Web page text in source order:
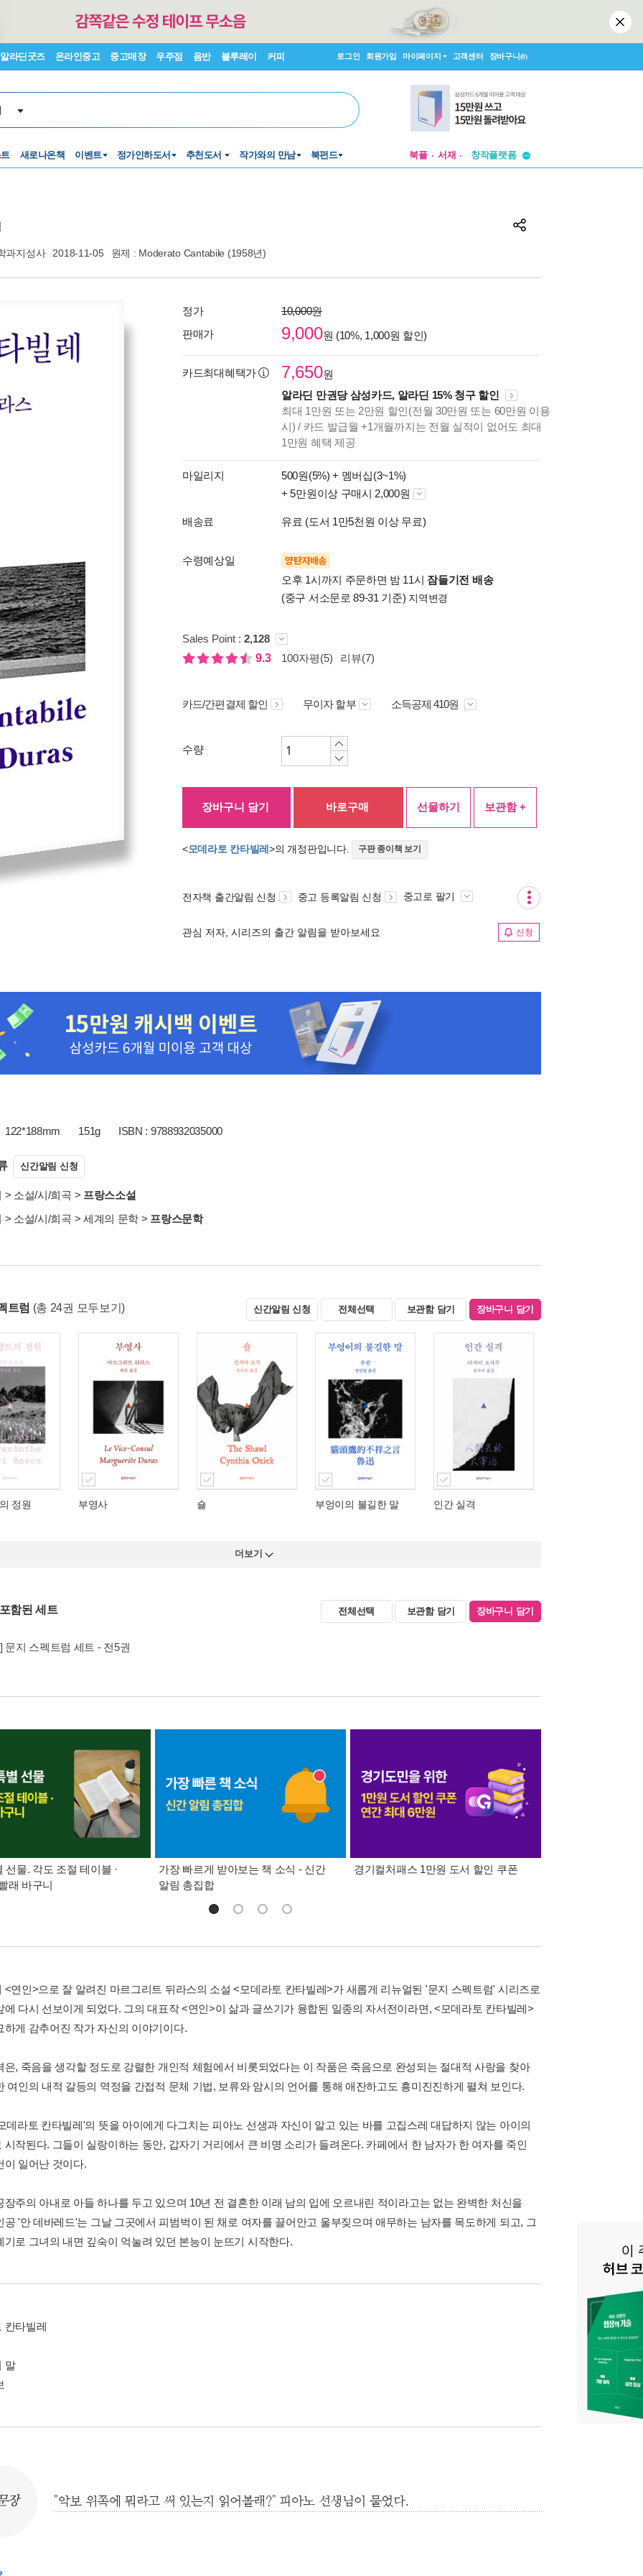
알라딘굿즈 온라인중고 중고매장 우주점 음반 블루레이 커피 로그인 회원가입 마이페이지 고객센터 장바구니(0)
새로나온책 이벤트 정가인하도서 추천도서 작가와의 만남 북펀드 북플 서재
창작플랫폼
과지성사 2018-11-05 원제 : Moderato Cantabile (1958년)
정가
10,000원
판매가
9,000원 (10%, 1,000원 할인)
카드최대혜택가 7,650원
알라딘 만권당 삼성카드, 알라딘 15% 청구 할인
최대 1만원 또는 2만원 할인(전월 30만원 또는 60만원 이용
시) / 카드 발급월 +1개월까지는 전월 실적이 없어도 최대
1만원 혜택 제공
마일리지 500원(5%) + 멤버십(3~1%)
+ 5만원이상 구매시 2,000원
배송료 유료 (도서 1만5천원 이상 무료)
수령예상일 양탄자배송
오후 1시까지 주문하면 밤 11시 잠들기전 배송
(중구 서소문로 89-31 기준) 지역변경
Sales Point : 2,128
9.3
100자평(5) 리뷰(7)
카드/간편결제 할인 무이자 할부 소득공제 410원
수량
장바구니 담기 바로구매 선물하기 보관함 +
<모데라토 칸타빌레>의 개정판입니다. 구판 종이책 보기
전자책 출간알림 신청 중고 등록알림 신청 중고로 팔기
관심 저자, 시리즈의 출간 알림을 받아보세요 신청
122*188mm 151g ISBN : 9788932035000
신간알림 신청
> 소설/시/희곡 > 프랑스소설
> 소설/시/희곡 > 세계의 문학 > 프랑스문학
트럼 (총 24권 모두보기) 신간알림 신청 전체선택 보관함 담기 장바구니 담기
정원 부영사 숄 부엉이의 불길한 말 인간 실격
더보기
함된 세트 전체선택 보관함 담기 장바구니 담기
문지 스펙트럼 세트 - 전5권
선물. 각도 조절 테이블 ·
래 바구니
가장 빠르게 받아보는 책 소식 - 신간
알림 총집합
경기컬처패스 1만원 도서 할인 쿠폰
<연인>으로 잘 알려진 마르그리트 뒤라스의 소설 <모데라토 칸타빌레>가 새롭게 리뉴얼된 '문지 스펙트럼' 시리즈로
에 다시 선보이게 되었다. 그의 대표작 <연인>이 삶과 글쓰기가 융합된 일종의 자서전이라면, <모데라토 칸타빌레>
하게 감추어진 작가 자신의 이야기이다.
은, 죽음을 생각할 정도로 강렬한 개인적 체험에서 비롯되었다는 이 작품은 죽음으로 완성되는 절대적 사랑을 찾아
여인의 내적 갈등의 역정을 간접적 문체 기법, 보류와 암시의 언어를 통해 애잔하고도 흥미진진하게 펼쳐 보인다.
데라토 칸타빌레'의 뜻을 아이에게 다그치는 피아노 선생과 자신이 알고 있는 바를 고집스레 대답하지 않는 아이의
시작된다. 그들이 실랑이하는 동안, 갑자기 거리에서 큰 비명 소리가 들려온다. 카페에서 한 남자가 한 여자를 죽인
이 일어난 것이다.
장주의 아내로 아들 하나를 두고 있으며 10년 전 결혼한 이래 남의 입에 오르내린 적이라고는 없는 완벽한 처신을
공 '안 데바레드'는 그날 그곳에서 피범벅이 된 채로 여자를 끌어안고 울부짖으며 애무하는 남자를 목도하게 되고, 그
기로 그녀의 내면 깊숙이 억눌려 있던 본능이 눈뜨기 시작한다.
칸타빌레
말
장 "악보 위쪽에 뭐라고 써 있는지 읽어볼래?" 피아노 선생님이 물었다.